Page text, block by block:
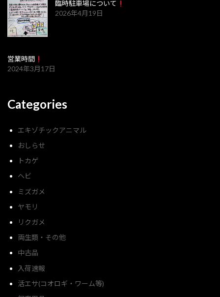
臨時駐車場について
2026年4月19日
営業時間
2024年3月17日
Categories
エキゾチックアニマル
おしらせ
トカゲ
ヘビ
ミズガメ
ヤモリ
リクガメ
両生類・その他
中古品
入荷速報
活エサ(コオロギ・ワーム等)